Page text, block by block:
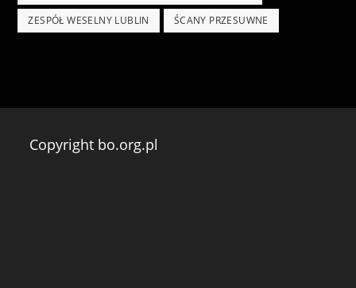
ZESPÓŁ WESELNY LUBLIN ŚCANY PRZESUWNE
Copyright bo.org.pl